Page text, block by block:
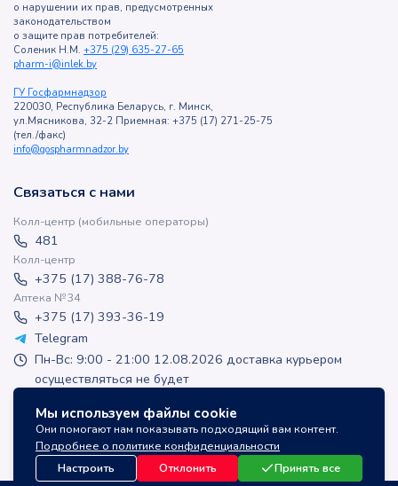
Мы используем файлы cookie
Они помогают нам показывать подходящий вам контент.
Подробнее о политике конфиденциальности
Настроить
Отклонить Принять все
о нарушении их прав, предусмотренных
законодательством
о защите прав потребителей:
Соленик Н.М. +375 (29) 635-27-65
pharm-i@inlek.by
ГУ Госфармнадзор
220030, Республика Беларусь, г. Минск,
ул.Мясникова, 32-2 Приемная: +375 (17) 271-25-75
(тел./факс)
info@gospharmnadzor.by
Связаться с нами
Колл-центр (мобильные операторы)
481
Колл-центр
+375 (17) 388-76-78
Аптека №34
+375 (17) 393-36-19
Telegram
Пн-Вс: 9:00 - 21:00 12.08.2026 доставка курьером
осуществляться не будет
inlek_apteka
inlek_apteka